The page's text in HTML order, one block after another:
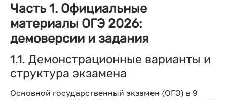
Часть 1. Официальные
материалы ОГЭ 2026:
демоверсии и задания
1.1. Демонстрационные варианты и
структура экзамена
Основной государственный экзамен (ОГЭ) в 9